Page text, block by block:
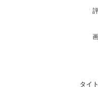
タイ